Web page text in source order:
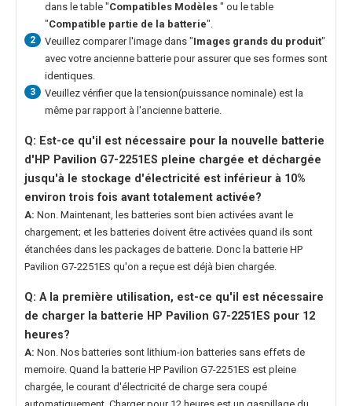
dans le table "Compatibles Modèles " ou le table
"Compatible partie de la batterie".
2 Veuillez comparer l'image dans "Images grands du produit"
avec votre ancienne batterie pour assurer que ses formes sont
identiques.
3
Veuillez vérifier que la tension(puissance nominale) est la
même par rapport à l'ancienne batterie.
Q: Est-ce qu'il est nécessaire pour la nouvelle batterie
d'HP Pavilion G7-2251ES pleine chargée et déchargée
jusqu'à le stockage d'électricité est inférieur à 10%
environ trois fois avant totalement activée?
A: Non. Maintenant, les batteries sont bien activées avant le
chargement; et les batteries doivent être activées quand ils sont
étanchées dans les packages de batterie. Donc la batterie HP
Pavilion G7-2251ES qu'on a reçue est déjà bien chargée.
Q: A la première utilisation, est-ce qu'il est nécessaire
de charger la batterie HP Pavilion G7-2251ES pour 12
heures?
A: Non. Nos batteries sont lithium-ion batteries sans effets de
memoire. Quand la batterie HP Pavilion G7-2251ES est pleine
chargée, le courant d'électricité de charge sera coupé